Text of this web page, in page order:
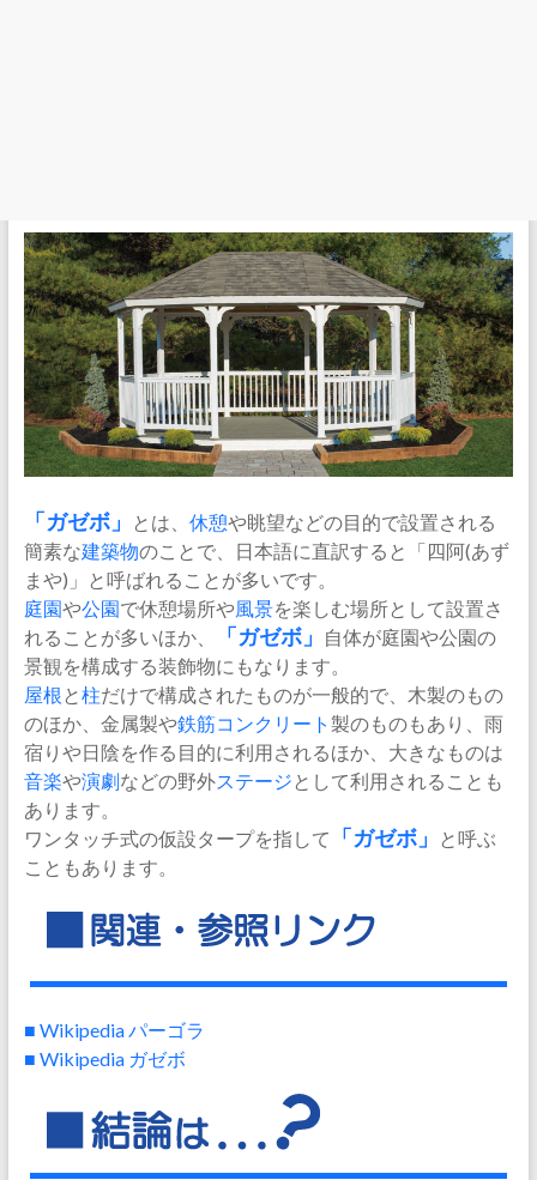
「 ガゼボ」 とは、 休憩や眺望などの目的で設置される
簡素な建築物のことで、日本語に直訳すると「四阿(あず
まや)」と呼ばれることが多いです。
庭園や公園で休憩場所や風景を楽しむ場所として設置さ
れることが多いほか、
「ガゼボ」
自体が庭園や公園の
景観を構成する装飾物にもなります。
屋根 と柱だけで構成されたものが一般的で、木製のもの
のほか、金属製や鉄筋コンクリート 製のものもあり、雨
宿りや日陰を作る目的に利用されるほか、大きなものは
音楽や演劇などの野外ステージ として利用されることも
あります。
ワンタッチ式の仮設タープを指して
「ガゼボ」
と呼ぶ
こともあります。
■ Wikipedia パーゴラ
■ Wikipedia ガゼボ